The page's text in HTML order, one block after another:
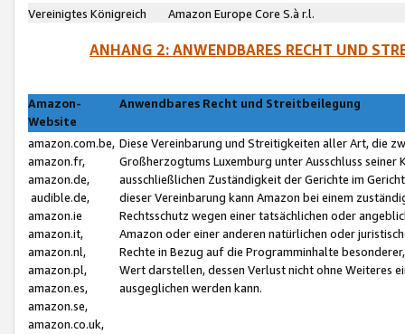
Vereinigtes Königreich
Amazon Europe Core S.à r.l.
ANHANG 2: ANWENDBARES RECHT UND
Amazon-
Website
Anwendbares Recht und Streitbeilegung
amazon.com.be,
amazon.fr,
amazon.de,
audible.de,
amazon.ie
amazon.it,
amazon.nl,
amazon.pl,
amazon.es,
amazon.se,
amazon.co.uk,
Diese Vereinbarung und Streitigkeiten aller Art, die
Großherzogtums Luxemburg unter Ausschluss
ausschließlichen Zuständigkeit der Gerichte im
dieser Vereinbarung kann Amazon bei einem
Rechtsschutz wegen einer tatsächlichen oder
Amazon oder einer anderen natürlichen oder
Rechte in Bezug auf die Programminhalte
Wert darstellen, dessen Verlust nicht ohne Weiteres
ausgeglichen werden kann.